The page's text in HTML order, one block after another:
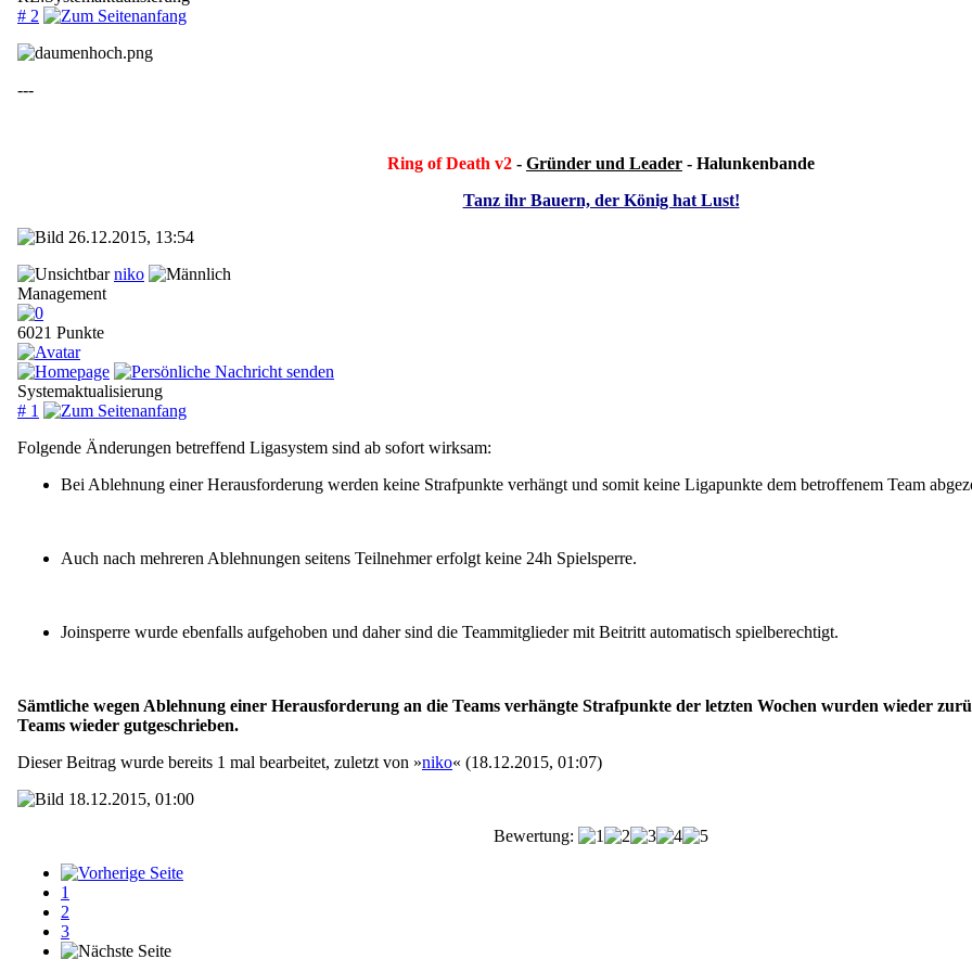
# 2
---
Ring of Death v2 - Gründer und Leader - Halunkenbande
Tanz ihr Bauern, der König hat Lust!
26.12.2015, 13:54
niko
Management
6021 Punkte
Systemaktualisierung
# 1
Folgende Änderungen betreffend Ligasystem sind ab sofort wirksam:
Bei Ablehnung einer Herausforderung werden keine Strafpunkte verhängt und somit keine Ligapunkte dem betroffenem Team
Auch nach mehreren Ablehnungen seitens Teilnehmer erfolgt keine 24h Spielsperre.
Joinsperre wurde ebenfalls aufgehoben und daher sind die Teammitglieder mit Beitritt automatisch spielberechtigt.
Sämtliche wegen Ablehnung einer Herausforderung an die Teams verhängte Strafpunkte der letzten Wochen wurden wieder
Teams wieder gutgeschrieben.
Dieser Beitrag wurde bereits 1 mal bearbeitet, zuletzt von »niko« (18.12.2015, 01:07)
18.12.2015, 01:00
Bewertung:
1
2
3